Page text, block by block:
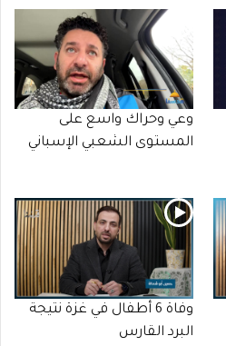
وعي وحراك واسع على
المستوى الشعبي الإسباني
وفاة 6 أطفال في غزة نتيجة
البرد القارس